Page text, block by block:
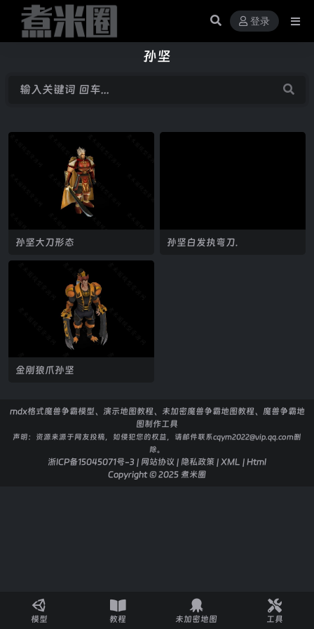
登录
孙坚
孙坚大刀形态 孙坚白发执弯刀.
金刚狼爪孙坚
mdx格式魔兽争霸模型、演示地图教程、未加密魔兽争霸地图教程、魔兽争霸地
图制作工具
声明： 资源来源于网友投稿，如侵犯您的权益，请邮件联系cqym2022@vip.qq.com删
除。
浙ICP备15045071号-3 | 网站协议 | 隐私政策 | XML | Html
Copyright © 2025 煮米圈
模型 教程 未加密地图 工具